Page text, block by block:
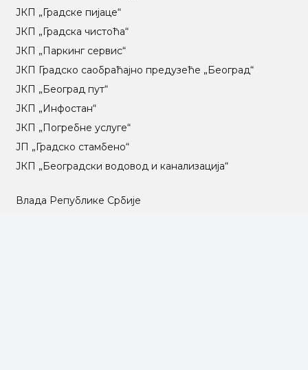
ЈКП „Градске пијаце“
ЈКП „Градска чистоћа“
ЈКП „Паркинг сервис“
ЈКП Градско саобраћајно предузеће „Београд“
ЈКП „Београд пут“
ЈКП „Инфостан“
ЈКП „Погребне услуге“
ЈП „Градско стамбено“
ЈКП „Београдски водовод и канализација“
Влада Републике Србије